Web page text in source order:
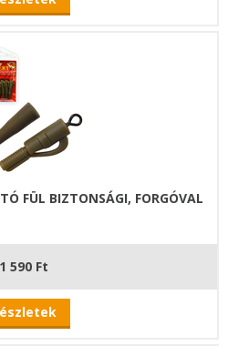
FÜL BIZTONSÁGI, FORGÓVAL
1 590 Ft